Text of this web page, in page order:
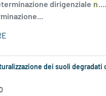
dirigenziale n
dei suoli degradati